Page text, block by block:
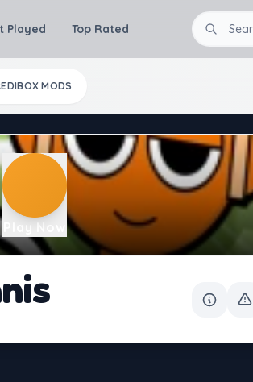
Played Top Rated
MODS
Play Now